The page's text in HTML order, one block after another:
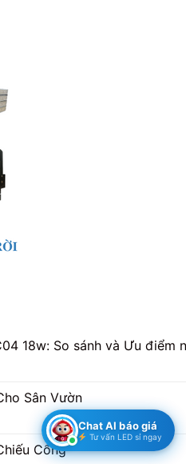
18w: So sánh và Ưu điểm
Sân Vườn
Cổng
Chat AI báo giá
Tư vấn LED sỉ ngay